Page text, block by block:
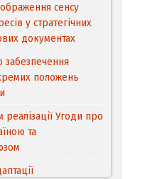
сенсу
у стратегічних
документах
забезпечення
положень
Угоди про
та